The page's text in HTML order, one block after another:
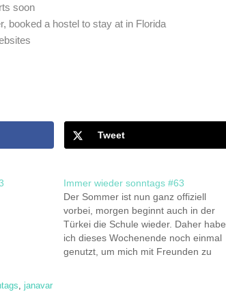
soon
booked a hostel to stay at in Florida
Tweet
Immer wieder sonntags #63
Der Sommer ist nun ganz offiziell
vorbei, morgen beginnt auch in der
Türkei die Schule wieder. Daher habe
ich dieses Wochenende noch einmal
genutzt, um mich mit Freunden zu
, janavar